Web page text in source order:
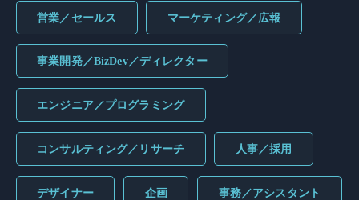
営業／セールス マーケティング／広報
事業開発／BizDev／ディレクター
エンジニア／プログラミング
コンサルティング／リサーチ 人事／採用
デザイナー 企画 事務／アシスタント